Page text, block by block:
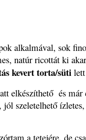
alkalmával, sok
natúr ricottát ki
kevert torta/süti
elkészíthető és
szeletelhető
a tetejére, de